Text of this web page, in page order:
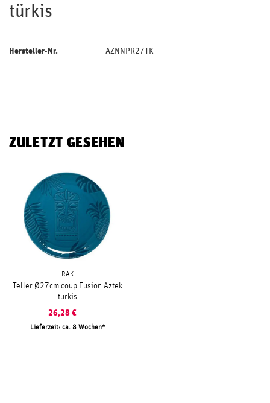
türkis
Hersteller-Nr. AZNNPR27TK
ZULETZT GESEHEN
RAK
Teller Ø27cm coup Fusion Aztek
türkis
26,28 €
Lieferzeit: ca. 8 Wochen